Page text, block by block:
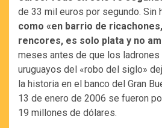
de 33 mil euros por segundo. Sin
como «en barrio de
rencores, es solo plata y no
meses antes de que los ladrones
uruguayos del «robo del siglo»
la historia en el banco del Gran
13 de enero de 2006 se fueron
19 millones de dólares.